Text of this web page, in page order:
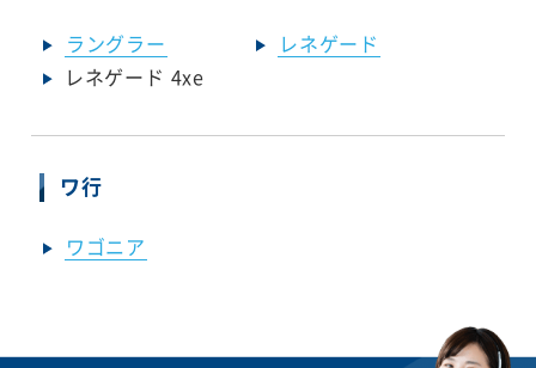
ラングラー
レネゲード
レネゲード 4xe
ワ行
ワゴニア